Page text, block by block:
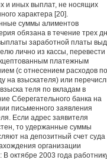
и иных выплат, не носящих
характера [20].
суммы алиментов
обязана в течение трех
заработной платы
лично из кассы, перевести
платежным
(с отнесением расходов по
на взыскателя) или
теля по вкладам в
Сберегательного банка на
письменного заявления
Если адрес заявителя
то удержанные суммы
на депозитный счет суда
организации
В октябре 2003 года